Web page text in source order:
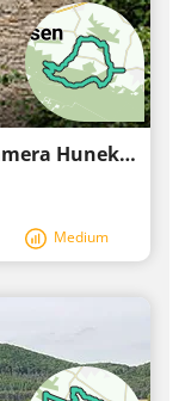
Peregrinacions al voltant de la càmera Hunekен
Medium